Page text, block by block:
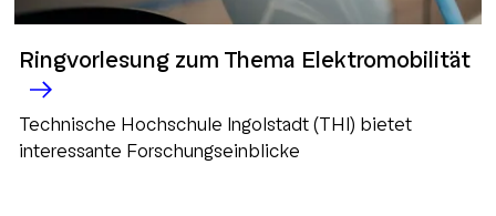
Ringvorlesung zum Thema Elektromobilität
Technische Hochschule Ingolstadt (THI) bietet
interessante Forschungseinblicke